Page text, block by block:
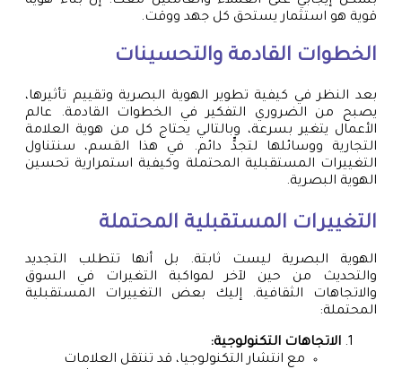
قوية هو استثمار يستحق كل جهد ووقت.
الخطوات القادمة والتحسينات
بعد النظر في كيفية تطوير الهوية البصرية وتقييم تأثيرها،
يصبح من الضروري التفكير في الخطوات القادمة. عالم
الأعمال يتغير بسرعة، وبالتالي يحتاج كل من هوية العلامة
التجارية ووسائلها لتجدٍّ دائم. في هذا القسم، سنتناول
التغييرات المستقبلية المحتملة وكيفية استمرارية تحسين
الهوية البصرية.
التغييرات المستقبلية المحتملة
الهوية البصرية ليست ثابتة. بل أنها تتطلب التجديد
والتحديث من حين لآخر لمواكبة التغيرات في السوق
والاتجاهات الثقافية. إليك بعض التغييرات المستقبلية
المحتملة:
الاتجاهات التكنولوجية:
مع انتشار التكنولوجيا، قد تنتقل العلامات